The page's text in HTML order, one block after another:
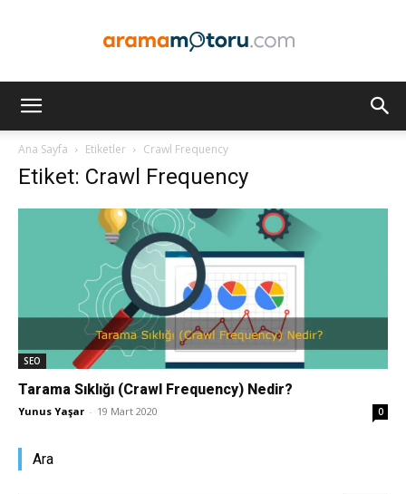
Optimizasyonu
Ana Sayfa Etiketler Crawl Frequency
Etiket: Crawl Frequency
SEO
Tarama Sıklığı (Crawl Frequency) Nedir?
Yunus Yaşar - 19 Mart 2020 0
Ara